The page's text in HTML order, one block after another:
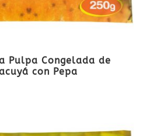
Pulpa Congelada de
con Pepa